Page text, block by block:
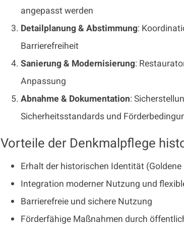
angepasst werden
Detailplanung & Abstimmung:
Barrierefreiheit
Sanierung & Modernisierung:
Anpassung
Abnahme & Dokumentation:
Sicherheitsstandards und
Vorteile der Denkmalpflege
Erhalt der historischen Identität (Goldene
Integration moderner Nutzung und
Barrierefreie und sichere Nutzung
Förderfähige Maßnahmen durch